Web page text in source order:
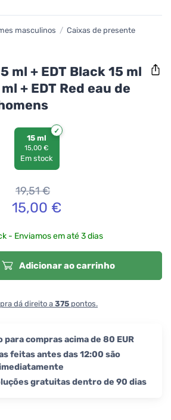
masculinos / Caixas de presente
ml + EDT Black 15 ml
+ EDT Red eau de
15 ml
15,00 €
Em stock
19,51€
15,00 €
- Enviamos em até 3 dias
Adicionar ao carrinho
dá direito a 375 pontos.
compras acima de 80 EUR
feitas antes das 12:00 são
gratuitas dentro de 90 dias